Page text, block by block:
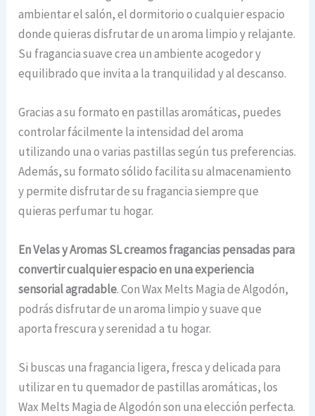
ambientar el salón, el dormitorio o cualquier espacio
donde quieras disfrutar de un aroma limpio y relajante.
Su fragancia suave crea un ambiente acogedor y
equilibrado que invita a la tranquilidad y al descanso.
Gracias a su formato en pastillas aromáticas, puedes
controlar fácilmente la intensidad del aroma
utilizando una o varias pastillas según tus preferencias.
Además, su formato sólido facilita su almacenamiento
y permite disfrutar de su fragancia siempre que
quieras perfumar tu hogar.
En Velas y Aromas SL creamos fragancias pensadas para
convertir cualquier espacio en una experiencia
sensorial agradable. Con Wax Melts Magia de Algodón,
podrás disfrutar de un aroma limpio y suave que
aporta frescura y serenidad a tu hogar.
Si buscas una fragancia ligera, fresca y delicada para
utilizar en tu quemador de pastillas aromáticas, los
Wax Melts Magia de Algodón son una elección perfecta.